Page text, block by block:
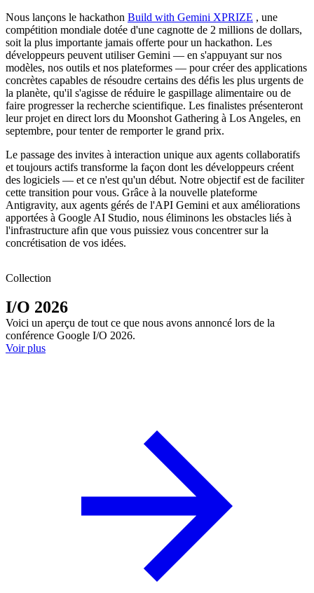
Nous lançons le hackathon Build with Gemini XPRIZE , une
compétition mondiale dotée d'une cagnotte de 2 millions de dollars,
soit la plus importante jamais offerte pour un hackathon. Les
développeurs peuvent utiliser Gemini — en s'appuyant sur nos
modèles, nos outils et nos plateformes — pour créer des applications
concrètes capables de résoudre certains des défis les plus urgents de
la planète, qu'il s'agisse de réduire le gaspillage alimentaire ou de
faire progresser la recherche scientifique. Les finalistes présenteront
leur projet en direct lors du Moonshot Gathering à Los Angeles, en
septembre, pour tenter de remporter le grand prix.
Le passage des invites à interaction unique aux agents collaboratifs
et toujours actifs transforme la façon dont les développeurs créent
des logiciels — et ce n'est qu'un début. Notre objectif est de faciliter
cette transition pour vous. Grâce à la nouvelle plateforme
Antigravity, aux agents gérés de l'API Gemini et aux améliorations
apportées à Google AI Studio, nous éliminons les obstacles liés à
l'infrastructure afin que vous puissiez vous concentrer sur la
concrétisation de vos idées.
Collection
I/O 2026
Voici un aperçu de tout ce que nous avons annoncé lors de la
conférence Google I/O 2026.
Voir plus